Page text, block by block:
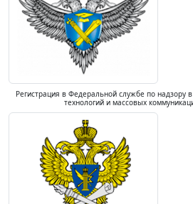
Регистрация в Федеральной службе по надзору
технологий и массовых